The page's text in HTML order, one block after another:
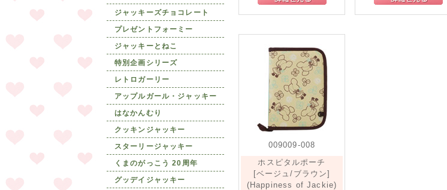
ジャッキーズチョコレート
プレゼントフォーミー
ジャッキーとねこ
特別企画シリーズ
レトロガーリー
アップルガール・ジャッキー
はなかんむり
クッキンジャッキー
スターリージャッキー
くまのがっこう 20周年
グッデイジャッキー
009009-008
ホスピタルポーチ
[ベージュ/ブラウン]
(Happiness of Jackie)